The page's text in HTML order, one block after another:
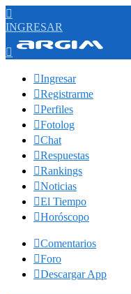

INGRESAR

Ingresar
Registrarme
Perfiles
Fotolog
Chat
Respuestas
Rankings
Noticias
El Tiempo
Horóscopo
Comentarios
Foro
Descargar App